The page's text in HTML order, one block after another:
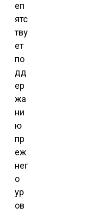
еп
ятс
тву
ет
по
дд
ер
жа
ни
ю
пр
еж
нег
о
ур
ов